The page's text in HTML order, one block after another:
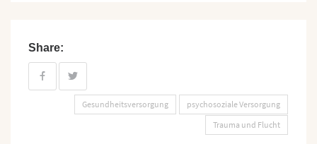
Share:
Gesundheitsversorgung
psychosoziale Versorgung
Trauma und Flucht